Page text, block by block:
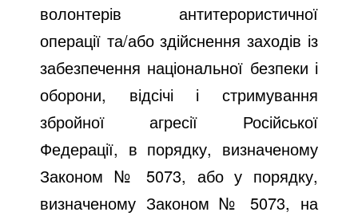
волонтерів антитерористичної
операції та/або здійснення заходів із
забезпечення національної безпеки і
оборони, відсічі і стримування
збройної агресії Російської
Федерації, в порядку, визначеному
Законом № 5073, або у порядку,
визначеному Законом № 5073, на